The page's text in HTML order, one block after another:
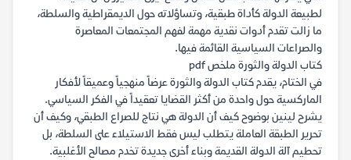
لطبيعة الدولة كأداة طبقية، وتساؤلاته حول الديمقراطية والسلطة،
ما زالت تقدم أدوات نقدية مهمة لفهم المجتمعات المعاصرة
والصراعات السياسية القائمة فيها.
كتاب الدولة والثورة ملخص pdf
في الختام، يقدم كتاب الدولة والثورة عرضاً منهجياً وعميقاً لأفكار
الماركسية حول واحدة من أكثر القضايا تعقيداً في الفكر السياسي.
يشرح لينين بوضوح كيف أن الدولة هي نتاج للصراع الطبقي، وكيف أن
تحرير الطبقة العاملة يتطلب ليس فقط الاستيلاء على السلطة، بل
تحطيم آلة الدولة القديمة وبناء أخرى جديدة تخدم مصالح الأغلبية.